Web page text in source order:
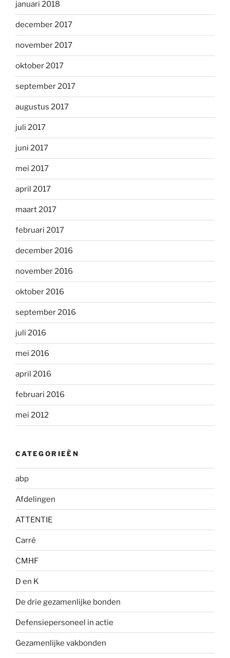
januari 2018
december 2017
november 2017
oktober 2017
september 2017
augustus 2017
juli 2017
juni 2017
mei 2017
april 2017
maart 2017
februari 2017
december 2016
november 2016
oktober 2016
september 2016
juli 2016
mei 2016
april 2016
februari 2016
mei 2012
CATEGORIEËN
abp
Afdelingen
ATTENTIE
Carré
CMHF
D en K
De drie gezamenlijke bonden
Defensiepersoneel in actie
Gezamenlijke vakbonden